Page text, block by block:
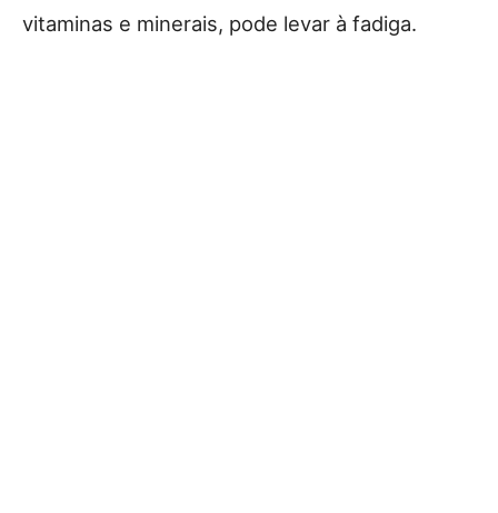
vitaminas e minerais, pode levar à fadiga.